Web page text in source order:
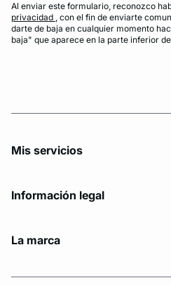
Al enviar este formulario, reconozco
privacidad , con el fin de enviarte
darte de baja en cualquier momento
baja" que aparece en la parte inferior
Mis servicios
Información legal
La marca